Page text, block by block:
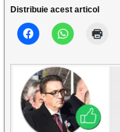
Distribuie acest articol